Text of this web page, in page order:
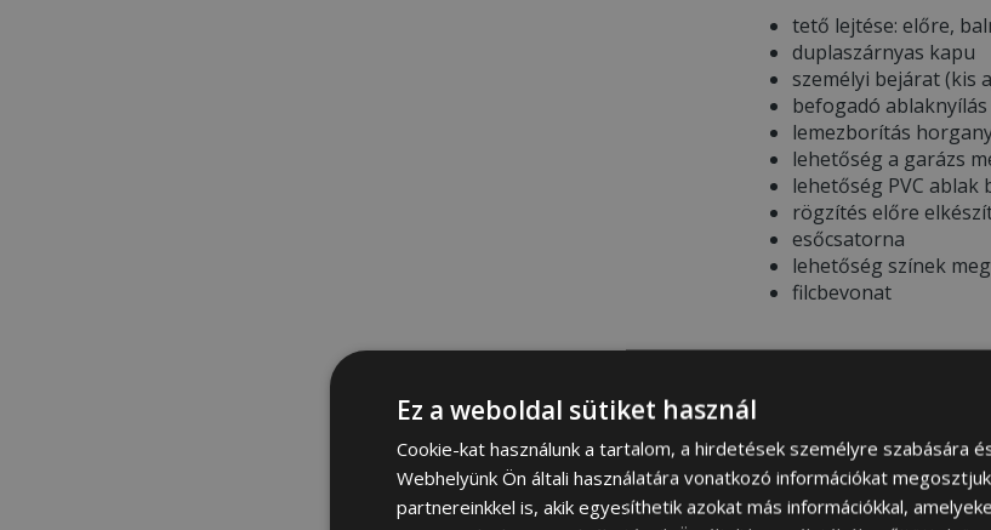
tető lejtése: előre,
duplaszárnyas kapu
személyi bejárat (kis
befogadó
lemezborítás
lehetőség a garázs
lehetőség PVC ablak
rögzítés előre
esőcsatorna
lehetőség színek
filcbevonat
Garázs
színeire vonatkozó
megtekintheti a
Ez a weboldal sütiket használ
Cookie-kat használunk a tartalom, a hirdetések személyre szabására
Webhelyünk Ön általi használatára vonatkozó információkat
partnereinkkel is, akik egyesíthetik azokat más információkkal,